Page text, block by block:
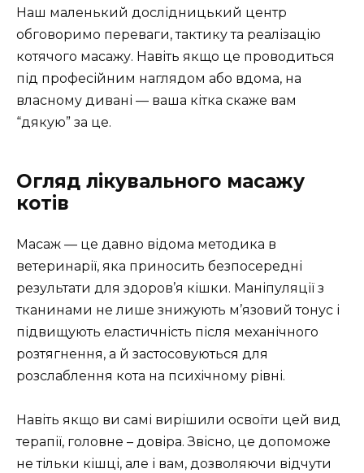
Наш маленький дослідницький центр
обговоримо переваги, тактику та реалізацію
котячого масажу. Навіть якщо це проводиться
під професійним наглядом або вдома, на
власному дивані — ваша кітка скаже вам
“дякую” за це.
Огляд лікувального масажу
котів
Масаж — це давно відома методика в
ветеринарії, яка приносить безпосередні
результати для здоров’я кішки. Маніпуляції з
тканинами не лише знижують м’язовий тонус і
підвищують еластичність після механічного
розтягнення, а й застосовуються для
розслаблення кота на психічному рівні.
Навіть якщо ви самі вирішили освоїти цей вид
терапії, головне – довіра. Звісно, це допоможе
не тільки кішці, але і вам, дозволяючи відчути